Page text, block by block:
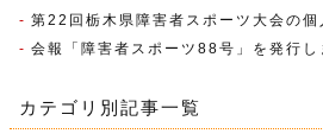
第22回栃木県障害者スポーツ大会の個
会報「障害者スポーツ88号」を発行し
カテゴリ別記事一覧